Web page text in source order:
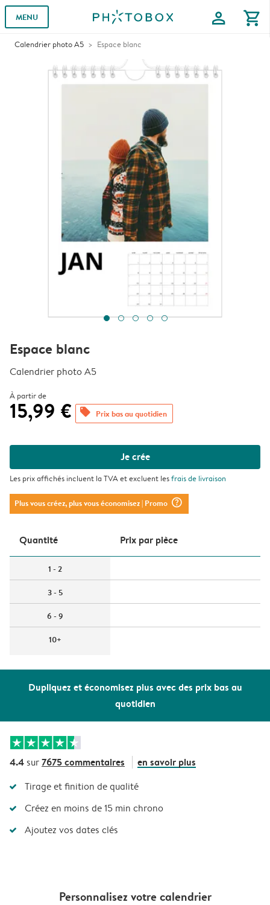
MENU profile shopping_cart
Calendrier photo A5 Espace blanc
Dupliquez et économisez plus avec des prix bas au
quotidien
Espace blanc
Calendrier photo A5
À partir de
15,99 € offers Prix bas au quotidien
Je crée
Les prix affichés incluent la TVA et excluent lesfrais de livraison
Plus vous créez, plus vous économisez| Promo question_mark_circle
Quantité Prix ​​par pièce
1 - 2
3 - 5
6 - 9
10+
4.4 sur7675 commentaires en savoir plus
Tirage et finition de qualité
Créez en moins de 15 min chrono
Ajoutez vos dates clés
Personnalisez votre calendrier